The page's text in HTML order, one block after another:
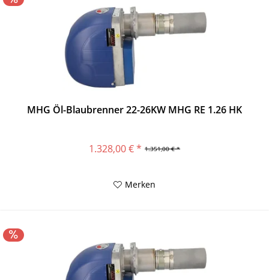
MHG Öl-Blaubrenner 22-26KW MHG RE 1.26 HK
1.351,00 € *
1.328,00 € *
Merken